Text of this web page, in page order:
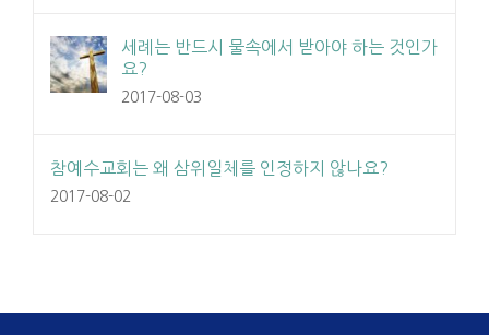
세례는 반드시 물속에서 받아야 하는 것인가
요?
2017-08-03
참예수교회는 왜 삼위일체를 인정하지 않나요?
2017-08-02